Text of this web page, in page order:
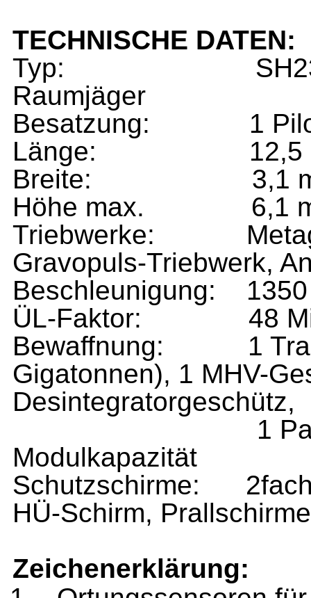
TECHNISCHE DATEN:
Typ:
Raumjäger
Besatzung:
1
Länge:
12,5
Breite:
3,1
Höhe max.
6,1
Triebwerke:
Gravopuls-Triebwerk,
Beschleunigung:
ÜL-Faktor:
48
Bewaffnung:
1
Gigatonnen), 1 MHV-
Desintegratorgeschütz,
1
Modulkapazität
Schutzschirme:
HÜ-Schirm, Prallschirme
Zeichenerklärung: